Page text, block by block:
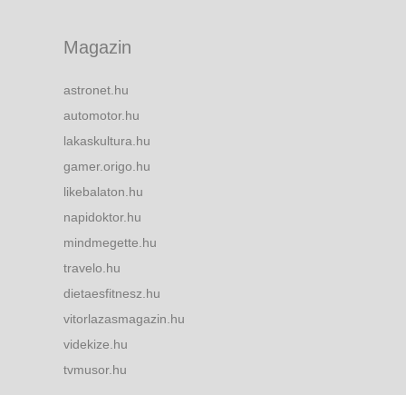
Magazin
astronet.hu
automotor.hu
lakaskultura.hu
gamer.origo.hu
likebalaton.hu
napidoktor.hu
mindmegette.hu
travelo.hu
dietaesfitnesz.hu
vitorlazasmagazin.hu
videkize.hu
tvmusor.hu